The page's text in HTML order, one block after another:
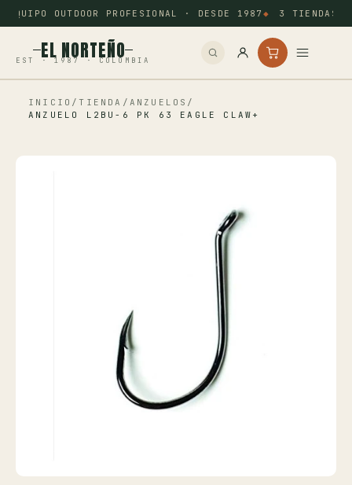
EQUIPO OUTDOOR PROFESIONAL · DESDE 1987 3 TIENDAS:
EL NORTEÑO
EST · 1987 · COLOMBIA
Inicio
Ver toda la tienda →
INICIO / TIENDA / ANZUELOS /
ANZUELO L2BU-6 PK 63 EAGLE CLAW+